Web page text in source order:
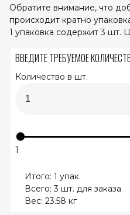
Обратите внимание, что
происходит кратно
1 упаковка содержит 3 шт.
ВВЕДИТЕ ТРЕБУЕМОЕ
Количество в шт.
1
Итого:1 упак.
Всего:3 шт. для заказа
Вес:23.58 кг